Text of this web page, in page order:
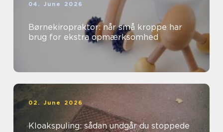
04. June 2026
Børnekiropraktor: når små kroppe har
brug for ekstra opmærksomhed
02. June 2026
Kloakspuling: sådan undgår du stoppede